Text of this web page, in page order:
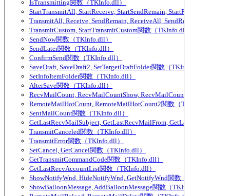
IsTransmitting関数（TKInfo.dll）
StartTransmitAll, StartReceive, StartSendRemain, StartReceiveAll,
TransmitAll, Receive, SendRemain, ReceiveAll, SendRemainAll関数
TransmitCustom, StartTransmitCustom関数（TKInfo.dll）
SendNow関数（TKInfo.dll）
SendLater関数（TKInfo.dll）
ConfirmSend関数（TKInfo.dll）
SaveDraft, SaveDraft2, SetTargetDraftFolder関数（TKInfo.dll）
SetInfoItemFolder関数（TKInfo.dll）
AlterSave関数（TKInfo.dll）
RecvMailCount, RecvMailCountShow,
RemoteMailHotCount, RemoteMailHotCount2関数（TKInfo.dll）
SentMailCount関数（TKInfo.dll）
GetLastRecvMailSubject, GetLastRecvMailFrom,
TransmitCanceled関数（TKInfo.dll）
TransmitError関数（TKInfo.dll）
SetCancel, GetCancel関数（TKInfo.dll）
GetTransmitCommandCode関数（TKInfo.dll）
GetLastRecvAccountList関数（TKInfo.dll）
ShowNotifyWnd, HideNotifyWnd, GetNotifyWnd関数（TKInfo.dll）
ShowBalloonMessage, AddBalloonMessage関数（TKInfo.dll）